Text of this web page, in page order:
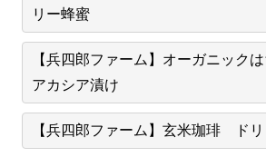
リー蜂蜜
【兵四郎ファーム】オーガニック
アカシア漬け
【兵四郎ファーム】玄米珈琲 ド